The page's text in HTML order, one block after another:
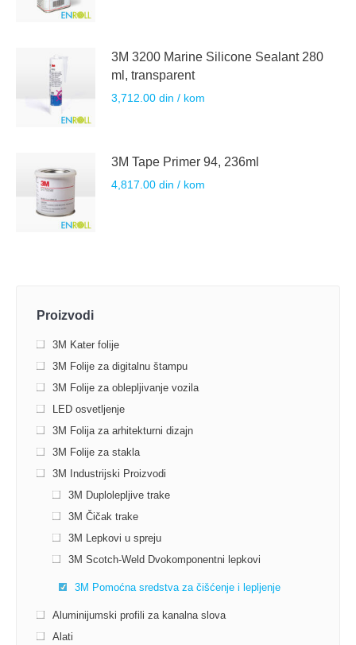
3M 3200 Marine Silicone Sealant 280
ml, transparent
3,712.00 din / kom
3M Tape Primer 94, 236ml
4,817.00 din / kom
Proizvodi
3M Kater folije
3M Folije za digitalnu štampu
3M Folije za oblepljivanje vozila
LED osvetljenje
3M Folija za arhitekturni dizajn
3M Folije za stakla
3M Industrijski Proizvodi
3M Duplolepljive trake
3М Čičak trake
3M Lepkovi u spreju
3M Scotch-Weld Dvokomponentni lepkovi
3M Pomoćna sredstva za čišćenje i lepljenje
Aluminijumski profili za kanalna slova
Alati